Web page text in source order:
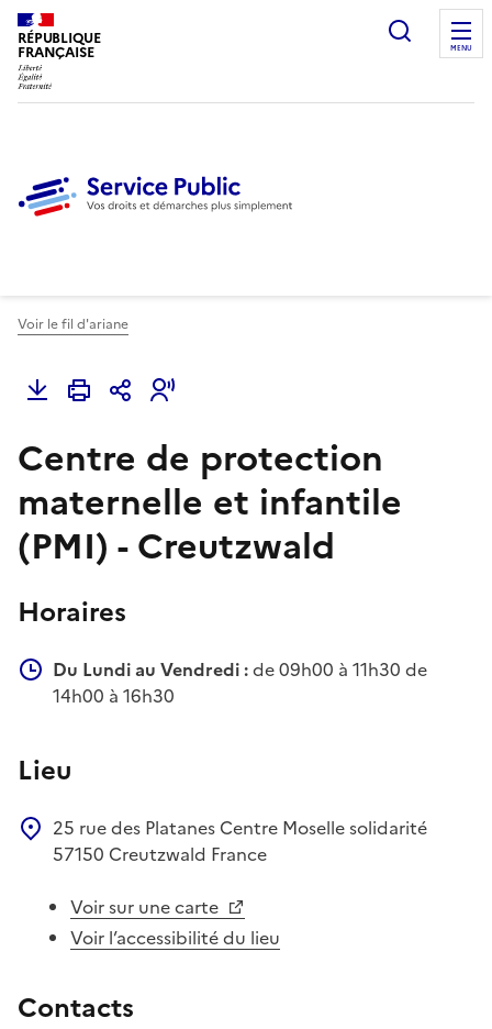
RÉPUBLIQUE
FRANÇAISE
Ouvrir
MENU
Voir le fil d'ariane
Centre de protection
maternelle et infantile
(PMI) - Creutzwald
Horaires
Du Lundi au Vendredi :de 09h00 à 11h30 de
14h00 à 16h30
Lieu
25 rue des Platanes Centre Moselle solidarité
57150 Creutzwald France
Voir sur une carte
Voir l’accessibilité du lieu
Contacts